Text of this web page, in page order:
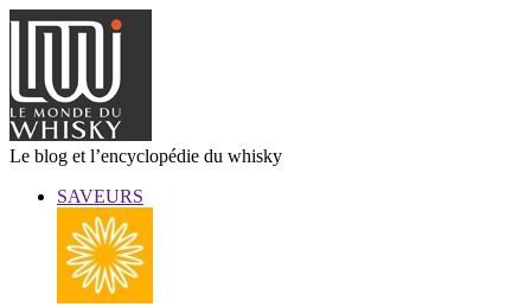
Le blog et l’encyclopédie du whisky
SAVEURS